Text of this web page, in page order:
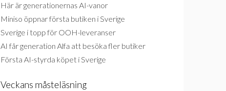
Här är generationernas AI-vanor
Miniso öppnar första butiken i Sverige
Sverige i topp för OOH-leveranser
AI får generation Alfa att besöka fler butiker
Första AI-styrda köpet i Sverige
Veckans måsteläsning